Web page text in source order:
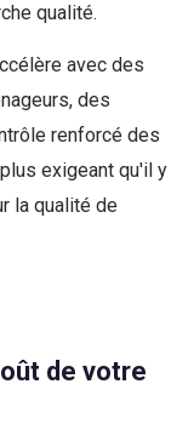
qualité.
avec des
des
renforcé des
exigeant qu'il y
la qualité de
de votre